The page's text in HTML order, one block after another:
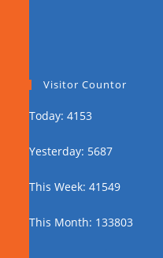
Visitor Countor
Today: 4153
Yesterday: 5687
This Week: 41549
This Month: 133803